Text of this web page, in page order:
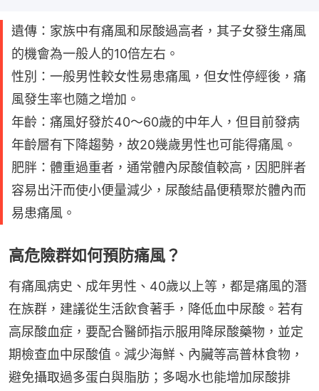
遺傳：家族中有痛風和尿酸過高者，其子女發生痛風
的機會為一般人的10倍左右。
性別：一般男性較女性易患痛風，但女性停經後，痛
風發生率也隨之增加。
年齡：痛風好發於40～60歲的中年人，但目前發病
年齡層有下降趨勢，故20幾歲男性也可能得痛風。
肥胖：體重過重者，通常體內尿酸值較高，因肥胖者
容易出汗而使小便量減少，尿酸結晶便積聚於體內而
易患痛風。
高危險群如何預防痛風？
有痛風病史、成年男性、40歲以上等，都是痛風的潛
在族群，建議從生活飲食著手，降低血中尿酸。若有
高尿酸血症，要配合醫師指示服用降尿酸藥物，並定
期檢查血中尿酸值。減少海鮮、內臟等高普林食物，
避免攝取過多蛋白與脂肪；多喝水也能增加尿酸排